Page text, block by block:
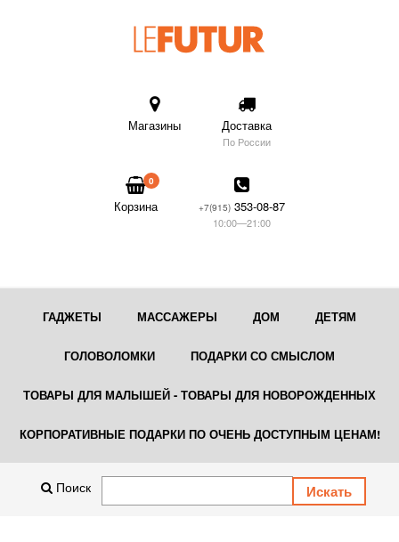
Магазины Доставка
По России
0
Корзина +7(915) 353-08-87
10:00—21:00
ГАДЖЕТЫ МАССАЖЕРЫ ДОМ ДЕТЯМ
ГОЛОВОЛОМКИ ПОДАРКИ СО СМЫСЛОМ
ТОВАРЫ ДЛЯ МАЛЫШЕЙ - ТОВАРЫ ДЛЯ НОВОРОЖДЕННЫХ
КОРПОРАТИВНЫЕ ПОДАРКИ ПО ОЧЕНЬ ДОСТУПНЫМ ЦЕНАМ!
Поиск